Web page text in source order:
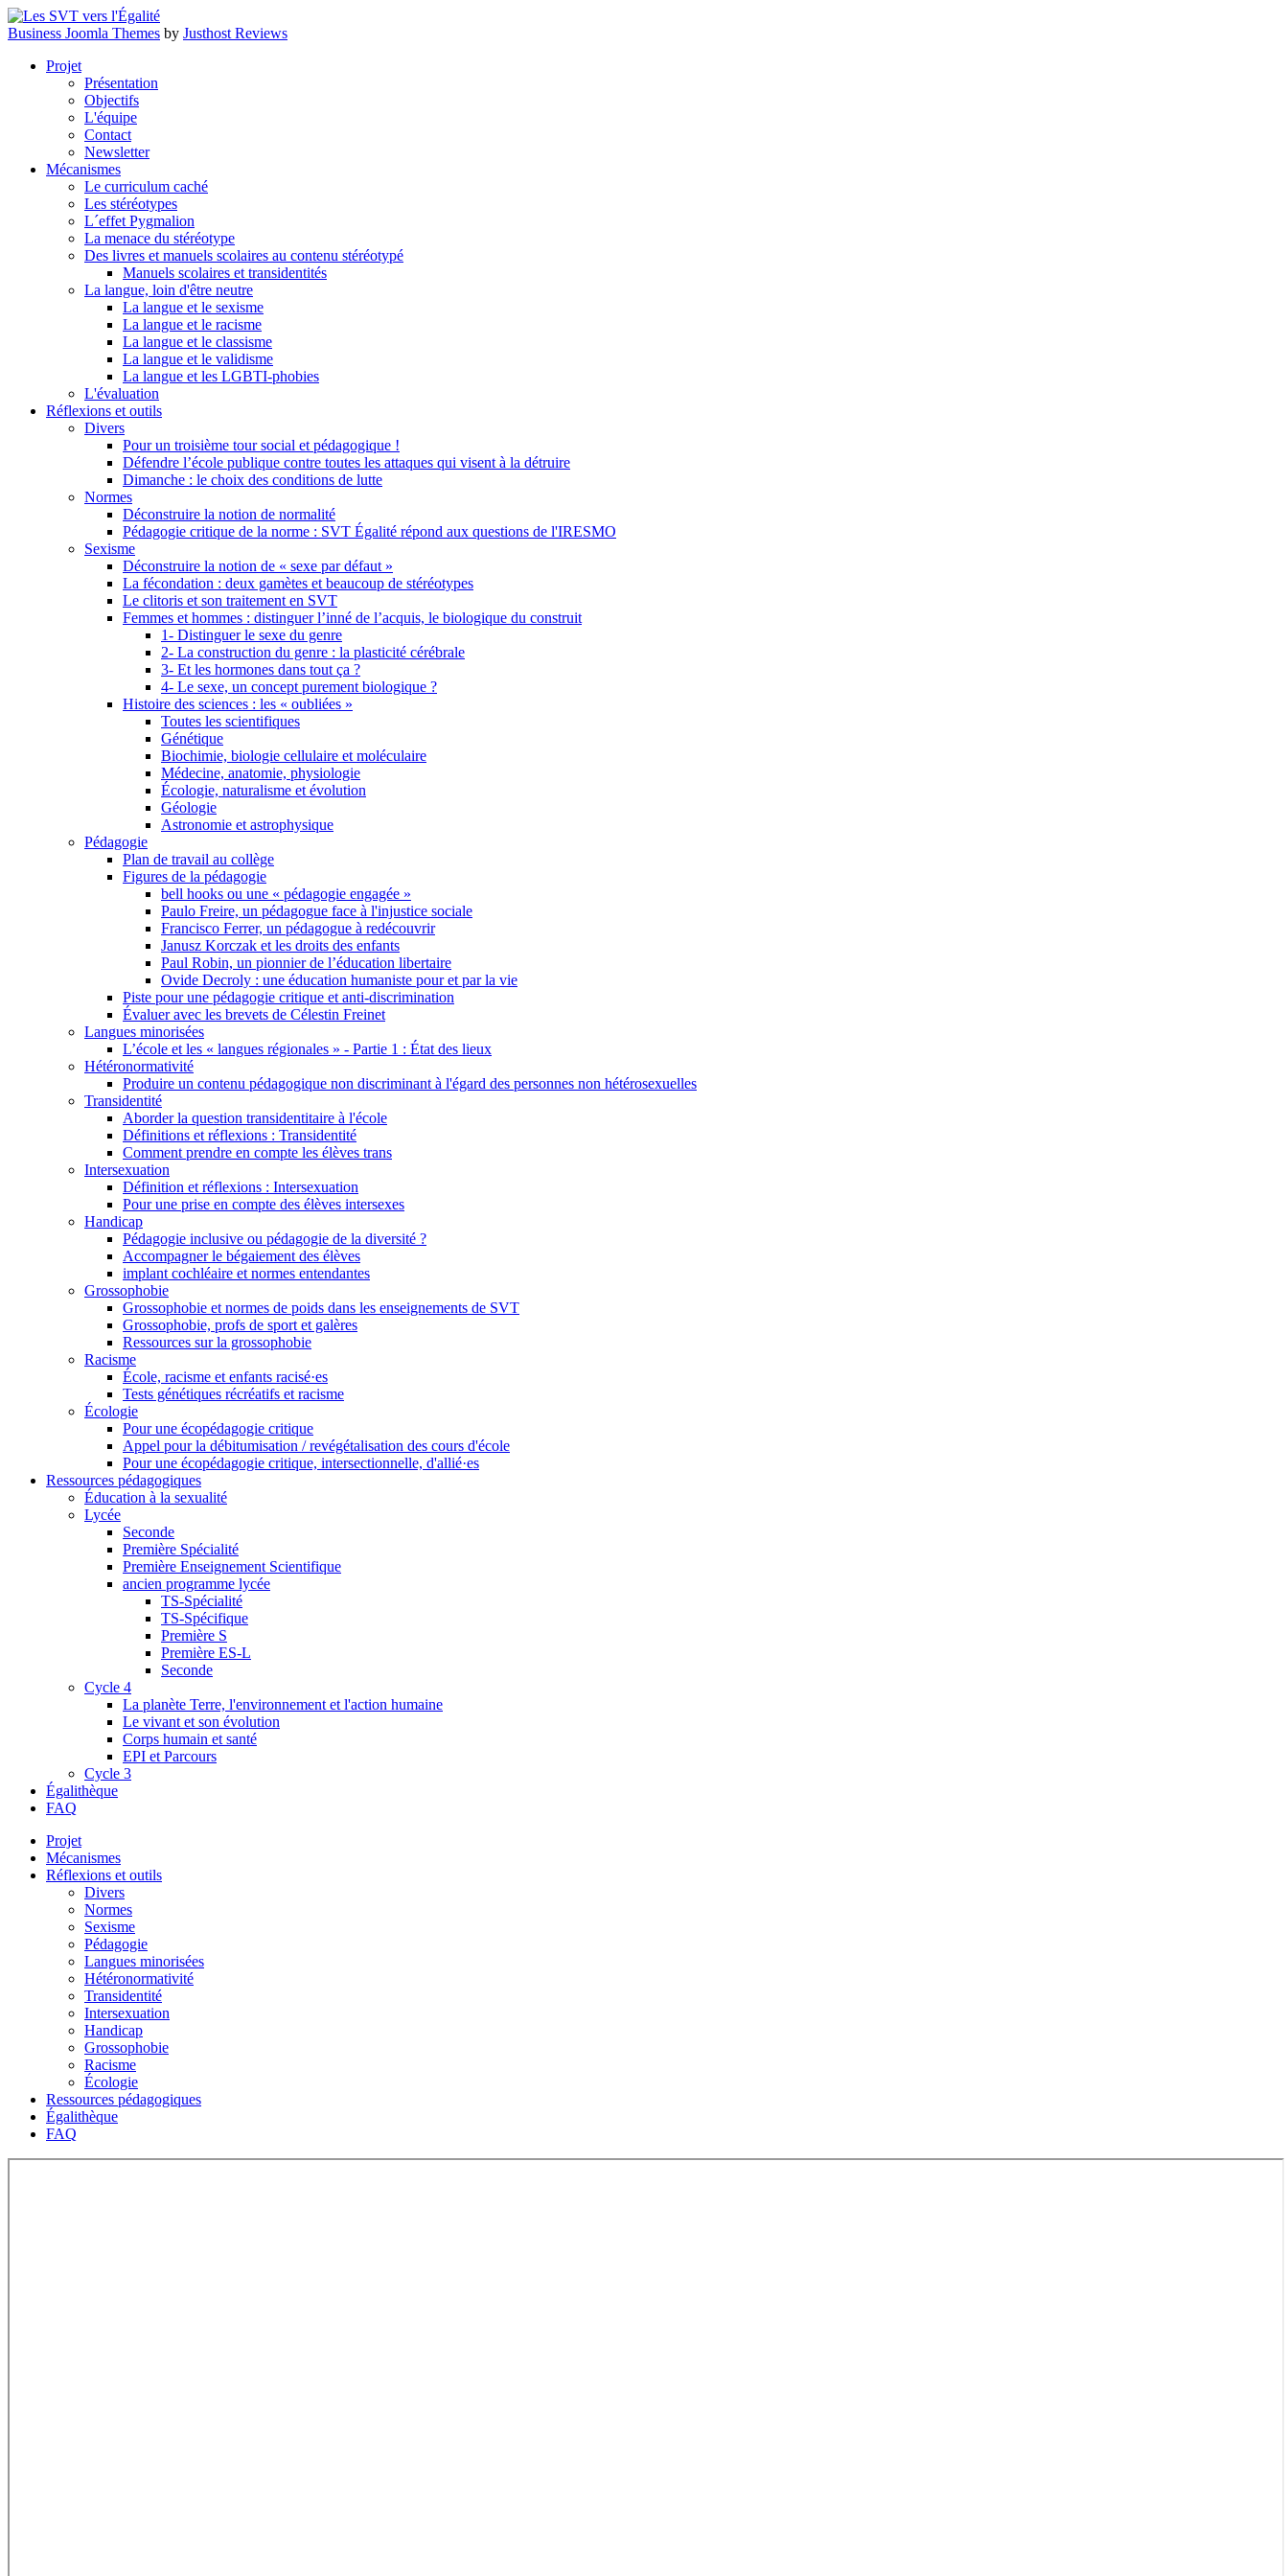
Business Joomla Themes by Justhost Reviews
Projet
Présentation
Objectifs
L'équipe
Contact
Newsletter
Mécanismes
Le curriculum caché
Les stéréotypes
L´effet Pygmalion
La menace du stéréotype
Des livres et manuels scolaires au contenu stéréotypé
Manuels scolaires et transidentités
La langue, loin d'être neutre
La langue et le sexisme
La langue et le racisme
La langue et le classisme
La langue et le validisme
La langue et les LGBTI-phobies
L'évaluation
Réflexions et outils
Divers
Pour un troisième tour social et pédagogique !
Défendre l’école publique contre toutes les attaques qui visent à la détruire
Dimanche : le choix des conditions de lutte
Normes
Déconstruire la notion de normalité
Pédagogie critique de la norme : SVT Égalité répond aux questions de l'IRESMO
Sexisme
Déconstruire la notion de « sexe par défaut »
La fécondation : deux gamètes et beaucoup de stéréotypes
Le clitoris et son traitement en SVT
Femmes et hommes : distinguer l’inné de l’acquis, le biologique du construit
1- Distinguer le sexe du genre
2- La construction du genre : la plasticité cérébrale
3- Et les hormones dans tout ça ?
4- Le sexe, un concept purement biologique ?
Histoire des sciences : les « oubliées »
Toutes les scientifiques
Génétique
Biochimie, biologie cellulaire et moléculaire
Médecine, anatomie, physiologie
Écologie, naturalisme et évolution
Géologie
Astronomie et astrophysique
Pédagogie
Plan de travail au collège
Figures de la pédagogie
bell hooks ou une « pédagogie engagée »
Paulo Freire, un pédagogue face à l'injustice sociale
Francisco Ferrer, un pédagogue à redécouvrir
Janusz Korczak et les droits des enfants
Paul Robin, un pionnier de l’éducation libertaire
Ovide Decroly : une éducation humaniste pour et par la vie
Piste pour une pédagogie critique et anti-discrimination
Évaluer avec les brevets de Célestin Freinet
Langues minorisées
L’école et les « langues régionales » - Partie 1 : État des lieux
Hétéronormativité
Produire un contenu pédagogique non discriminant à l'égard des personnes non hétérosexuelles
Transidentité
Aborder la question transidentitaire à l'école
Définitions et réflexions : Transidentité
Comment prendre en compte les élèves trans
Intersexuation
Définition et réflexions : Intersexuation
Pour une prise en compte des élèves intersexes
Handicap
Pédagogie inclusive ou pédagogie de la diversité ?
Accompagner le bégaiement des élèves
implant cochléaire et normes entendantes
Grossophobie
Grossophobie et normes de poids dans les enseignements de SVT
Grossophobie, profs de sport et galères
Ressources sur la grossophobie
Racisme
École, racisme et enfants racisé·es
Tests génétiques récréatifs et racisme
Écologie
Pour une écopédagogie critique
Appel pour la débitumisation / revégétalisation des cours d'école
Pour une écopédagogie critique, intersectionnelle, d'allié·es
Ressources pédagogiques
Éducation à la sexualité
Lycée
Seconde
Première Spécialité
Première Enseignement Scientifique
ancien programme lycée
TS-Spécialité
TS-Spécifique
Première S
Première ES-L
Seconde
Cycle 4
La planète Terre, l'environnement et l'action humaine
Le vivant et son évolution
Corps humain et santé
EPI et Parcours
Cycle 3
Égalithèque
FAQ
Projet
Mécanismes
Réflexions et outils
Divers
Normes
Sexisme
Pédagogie
Langues minorisées
Hétéronormativité
Transidentité
Intersexuation
Handicap
Grossophobie
Racisme
Écologie
Ressources pédagogiques
Égalithèque
FAQ